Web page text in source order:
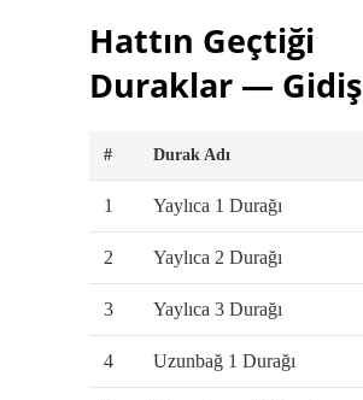
Hattın Geçtiği
Duraklar — Gidiş
# Durak Adı
1 Yaylıca 1 Durağı
2 Yaylıca 2 Durağı
3 Yaylıca 3 Durağı
4 Uzunbağ 1 Durağı